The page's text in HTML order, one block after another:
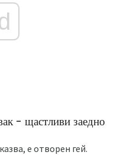
- щастливи заедно
е отворен гей.